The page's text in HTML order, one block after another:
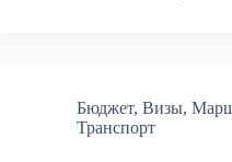
Бюджет, Визы,
Транспорт